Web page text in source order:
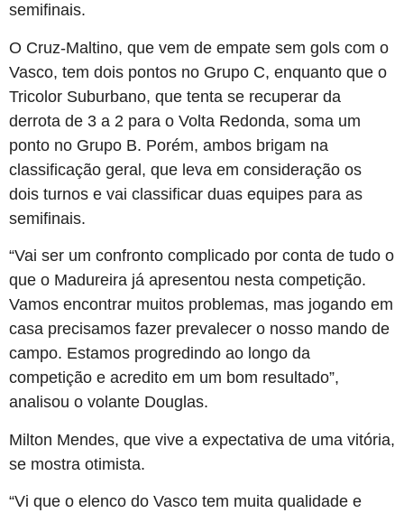
semifinais.
O Cruz-Maltino, que vem de empate sem gols com o
Vasco, tem dois pontos no Grupo C, enquanto que o
Tricolor Suburbano, que tenta se recuperar da
derrota de 3 a 2 para o Volta Redonda, soma um
ponto no Grupo B. Porém, ambos brigam na
classificação geral, que leva em consideração os
dois turnos e vai classificar duas equipes para as
semifinais.
“Vai ser um confronto complicado por conta de tudo o
que o Madureira já apresentou nesta competição.
Vamos encontrar muitos problemas, mas jogando em
casa precisamos fazer prevalecer o nosso mando de
campo. Estamos progredindo ao longo da
competição e acredito em um bom resultado”,
analisou o volante Douglas.
Milton Mendes, que vive a expectativa de uma vitória,
se mostra otimista.
“Vi que o elenco do Vasco tem muita qualidade e